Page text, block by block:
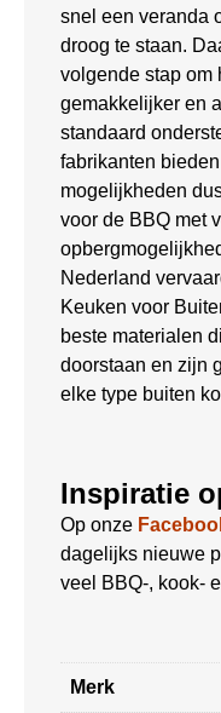
snel een veranda
droog te staan.
volgende stap om
gemakkelijker en
standaard
fabrikanten
mogelijkheden
voor de BBQ met
Nederland
Keuken voor
beste materialen
doorstaan en zijn
elke type buiten
Inspiratie
Op onze
dagelijks nieuwe
veel BBQ-, kook-
Merk